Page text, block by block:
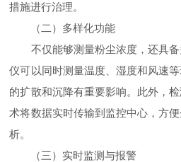
措施进行治理。
（二）多样化功能
不仅能够测量粉尘浓度，还具备
仪可以同时测量温度、湿度和风速
的扩散和沉降有重要影响。此外，
术将数据实时传输到监控中心，方
析。
（三）实时监测与报警